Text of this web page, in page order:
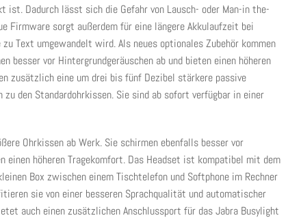
ist. Dadurch lässt sich die Gefahr von Lausch- oder Man-in the-
Firmware sorgt außerdem für eine längere Akkulaufzeit bei
zu Text umgewandelt wird. Als neues optionales Zubehör kommen
besser vor Hintergrundgeräuschen ab und bieten einen höheren
zusätzlich eine um drei bis fünf Dezibel stärkere passive
zu den Standardohrkissen. Sie sind ab sofort verfügbar in einer
Ohrkissen ab Werk. Sie schirmen ebenfalls besser vor
einen höheren Tragekomfort. Das Headset ist kompatibel mit dem
Box zwischen einem Tischtelefon und Softphone im Rechner
sie von einer besseren Sprachqualität und automatischer
auch einen zusätzlichen Anschlussport für das Jabra Busylight